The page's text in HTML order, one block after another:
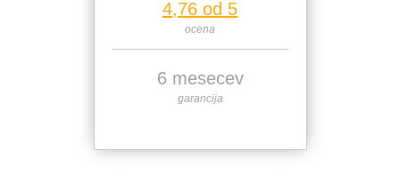
4,76 od 5
ocena
6 mesecev
garancija